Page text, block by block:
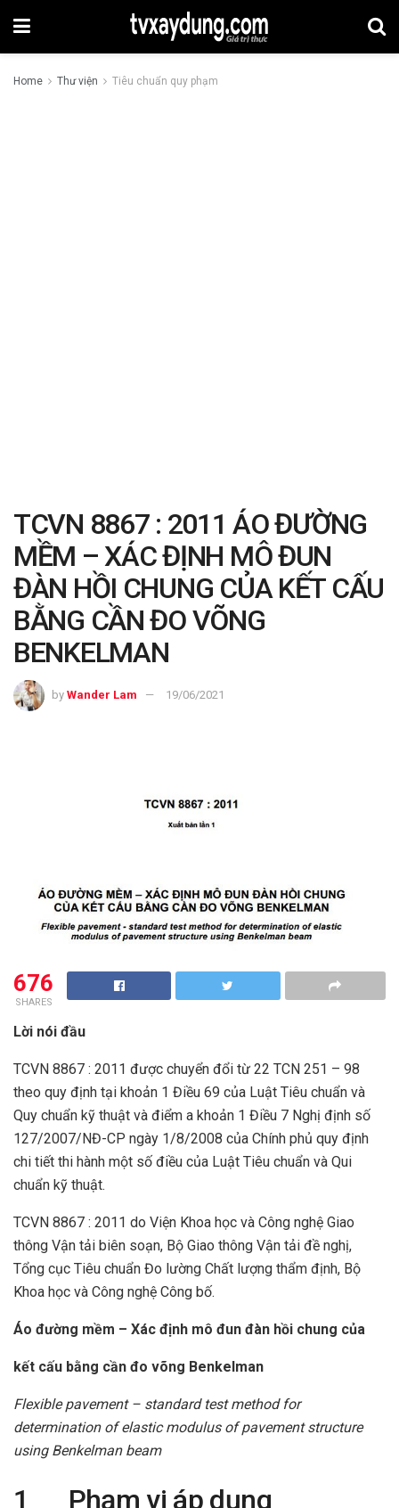
Home Thư viện Tiêu chuẩn quy phạm
TCVN 8867 : 2011 ÁO ĐƯỜNG
MỀM – XÁC ĐỊNH MÔ ĐUN
ĐÀN HỒI CHUNG CỦA KẾT CẤU
BẰNG CẦN ĐO VÕNG
BENKELMAN
by Wander Lam 19/06/2021
676
SHARES
Lời nói đầu
TCVN 8867 : 2011 được chuyển đổi từ 22 TCN 251 – 98
theo quy định tại khoản 1 Điều 69 của Luật Tiêu chuẩn và
Quy chuẩn kỹ thuật và điểm a khoản 1 Điều 7 Nghị định số
127/2007/NĐ-CP ngày 1/8/2008 của Chính phủ quy định
chi tiết thi hành một số điều của Luật Tiêu chuẩn và Qui
chuẩn kỹ thuật.
TCVN 8867 : 2011 do Viện Khoa học và Công nghệ Giao
thông Vận tải biên soạn, Bộ Giao thông Vận tải đề nghị,
Tổng cục Tiêu chuẩn Đo lường Chất lượng thẩm định, Bộ
Khoa học và Công nghệ Công bố.
Áo đường mềm – Xác định mô đun đàn hồi chung của
kết cấu bằng cần đo võng Benkelman
Flexible pavement – standard test method for
determination of elastic modulus of pavement structure
using Benkelman beam
1 Phạm vi áp dụng